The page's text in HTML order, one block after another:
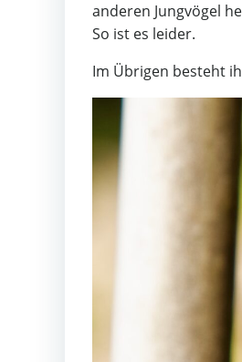
anderen Jungvögel
So ist es leider.
Im Übrigen besteht